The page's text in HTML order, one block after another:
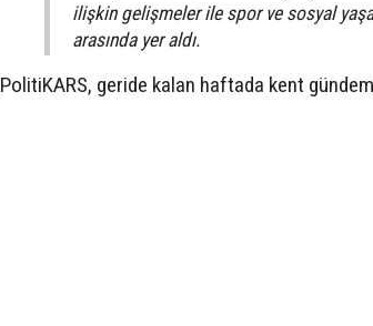
ilişkin gelişmeler ile spor ve sosyal
arasında yer aldı.
PolitiKARS, geride kalan haftada kent